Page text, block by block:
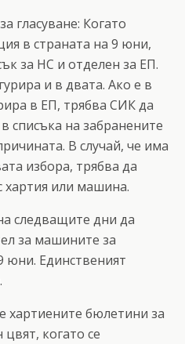
гласуване: Когато
в страната на 9 юни,
за НС и отделен за ЕП.
и в двата. Ако е в
в ЕП, трябва СИК да
списъка на забранените
В случай, че има
избора, трябва да
хартия или машина.
следващите дни да
за машините за
юни. Единственият
хартиените бюлетини за
когато се